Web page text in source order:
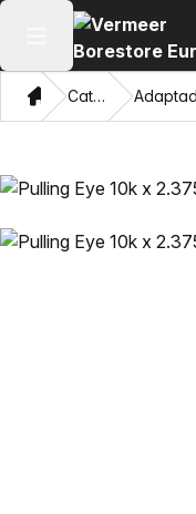
Abrir menú principal
HogarCatálogo